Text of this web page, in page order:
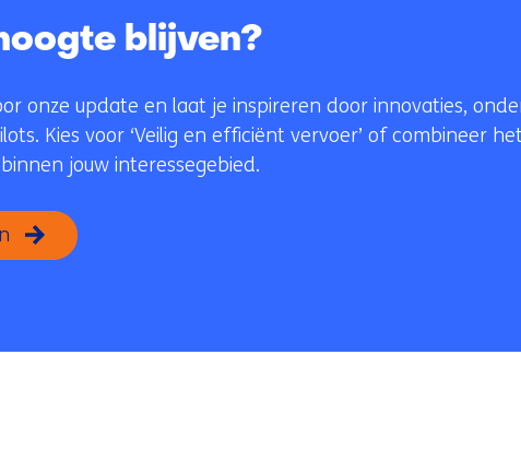
blijven?
onze update en laat je inspireren door innovaties,
Kies voor ‘Veilig en efficiënt vervoer’ of combineer
jouw interessegebied.